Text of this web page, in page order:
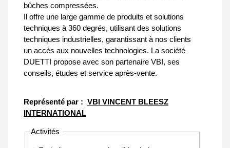
bûches compressées.
Il offre une large gamme de produits et solutions
techniques à 360 degrés, utilisant des solutions
techniques industrielles, garantissant à nos clients
un accès aux nouvelles technologies. La société
DUETTI propose avec son partenaire VBI, ses
conseils, études et service après-vente.
Représenté par : VBI VINCENT BLEESZ
INTERNATIONAL
Activités